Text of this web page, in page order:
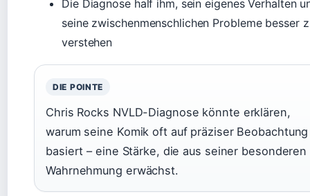
Die Diagnose half ihm, sein eigenes Verhalten
seine zwischenmenschlichen Probleme besser
verstehen
DIE POINTE
Chris Rocks NVLD-Diagnose könnte erklären,
warum seine Komik oft auf präziser Beobachtung
basiert – eine Stärke, die aus seiner besonderen
Wahrnehmung erwächst.